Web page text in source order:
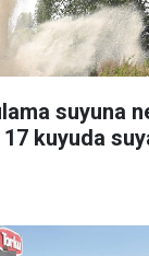
suyuna
17 kuyuda